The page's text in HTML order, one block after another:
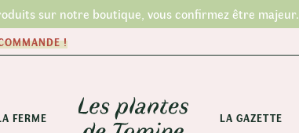
sur notre boutique, vous confirmez être majeur.
!
FERME LA GAZETTE